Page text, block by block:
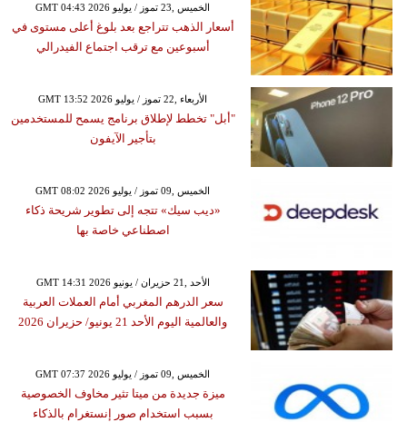
GMT 04:43 2026 الخميس ,23 تموز / يوليو
أسعار الذهب تتراجع بعد بلوغ أعلى مستوى في
أسبوعين مع ترقب اجتماع الفيدرالي
GMT 13:52 2026 الأربعاء ,22 تموز / يوليو
"أبل" تخطط لإطلاق برنامج يسمح للمستخدمين
بتأجير الآيفون
GMT 08:02 2026 الخميس ,09 تموز / يوليو
«ديب سيك» تتجه إلى تطوير شريحة ذكاء
اصطناعي خاصة بها
GMT 14:31 2026 الأحد ,21 حزيران / يونيو
سعر الدرهم المغربي أمام العملات العربية
والعالمية اليوم الأحد 21 يونيو/ حزيران 2026
GMT 07:37 2026 الخميس ,09 تموز / يوليو
ميزة جديدة من ميتا تثير مخاوف الخصوصية
بسبب استخدام صور إنستغرام بالذكاء